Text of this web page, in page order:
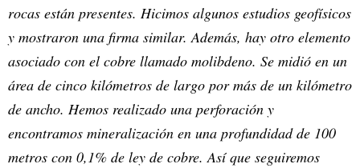
rocas están presentes. Hicimos algunos estudios geofísicos
y mostraron una firma similar. Además, hay otro elemento
asociado con el cobre llamado molibdeno. Se midió en un
área de cinco kilómetros de largo por más de un kilómetro
de ancho. Hemos realizado una perforación y
encontramos mineralización en una profundidad de 100
metros con 0,1% de ley de cobre. Así que seguiremos